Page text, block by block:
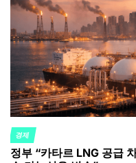
POSTED
IN
경제
정부 “카타르 LNG 공급